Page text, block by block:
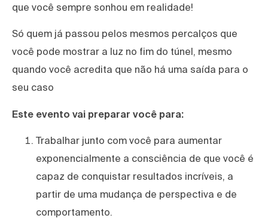
que você sempre sonhou em realidade!
Só quem já passou pelos mesmos percalços que
você pode mostrar a luz no fim do túnel, mesmo
quando você acredita que não há uma saída para o
seu caso
Este evento vai preparar você para:
Trabalhar junto com você para aumentar
exponencialmente a consciência de que você é
capaz de conquistar resultados incríveis, a
partir de uma mudança de perspectiva e de
comportamento.